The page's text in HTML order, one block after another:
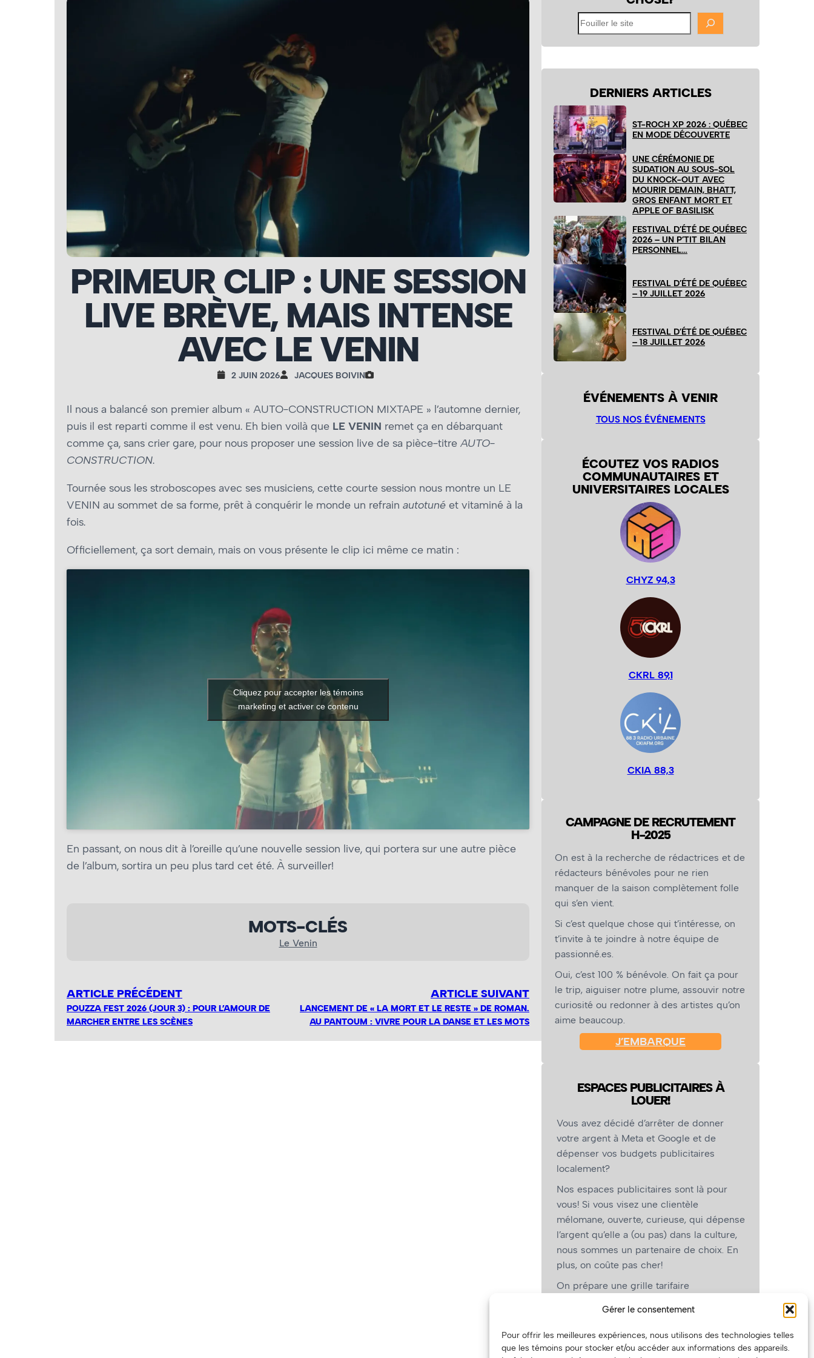
Gérer le consentement
Pour offrir les meilleures expériences, nous utilisons des technologies telles
que les témoins pour stocker et/ou accéder aux informations des appareils.
PRIMEUR CLIP : UNE SESSION
LIVE BRÈVE, MAIS INTENSE
AVEC LE VENIN
2 JUIN 2026 JACQUES BOIVIN
Il nous a balancé son premier album « AUTO-CONSTRUCTION MIXTAPE » l’automne dernier,
puis il est reparti comme il est venu. Eh bien voilà que LE VENIN remet ça en débarquant
comme ça, sans crier gare, pour nous proposer une session live de sa pièce-titre AUTO-
CONSTRUCTION.
Tournée sous les stroboscopes avec ses musiciens, cette courte session nous montre un LE
VENIN au sommet de sa forme, prêt à conquérir le monde un refrain autotuné et vitaminé à la
fois.
Officiellement, ça sort demain, mais on vous présente le clip ici même ce matin :
Cliquez pour accepter les témoins
marketing et activer ce contenu
En passant, on nous dit à l’oreille qu’une nouvelle session live, qui portera sur une autre pièce
de l’album, sortira un peu plus tard cet été. À surveiller!
MOTS-CLÉS
Le Venin
ARTICLE PRÉCÉDENT
POUZZA FEST 2026 (JOUR 3) : POUR L’AMOUR DE
MARCHER ENTRE LES SCÈNES
ARTICLE SUIVANT
LANCEMENT DE « LA MORT ET LE RESTE » DE ROMAN.
AU PANTOUM : VIVRE POUR LA DANSE ET LES MOTS
Fouiller
le
site
DERNIERS ARTICLES
ST-ROCH XP 2026 : QUÉBEC
EN MODE DÉCOUVERTE
UNE CÉRÉMONIE DE
SUDATION AU SOUS-SOL
DU KNOCK-OUT AVEC
MOURIR DEMAIN, BHATT,
GROS ENFANT MORT ET
APPLE OF BASILISK
FESTIVAL D’ÉTÉ DE QUÉBEC
2026 – UN P’TIT BILAN
PERSONNEL…
FESTIVAL D’ÉTÉ DE QUÉBEC
– 19 JUILLET 2026
FESTIVAL D’ÉTÉ DE QUÉBEC
– 18 JUILLET 2026
ÉVÉNEMENTS À VENIR
TOUS NOS ÉVÉNEMENTS
ÉCOUTEZ VOS RADIOS
COMMUNAUTAIRES ET
UNIVERSITAIRES LOCALES
CHYZ 94,3
CKRL 89,1
CKIA 88,3
CAMPAGNE DE RECRUTEMENT
H-2025
On est à la recherche de rédactrices et de
rédacteurs bénévoles pour ne rien
manquer de la saison complètement folle
qui s’en vient.
Si c’est quelque chose qui t’intéresse, on
t’invite à te joindre à notre équipe de
passionné.es.
Oui, c’est 100 % bénévole. On fait ça pour
le trip, aiguiser notre plume, assouvir notre
curiosité ou redonner à des artistes qu’on
aime beaucoup.
J’EMBARQUE
ESPACES PUBLICITAIRES À
LOUER!
Vous avez décidé d’arrêter de donner
votre argent à Meta et Google et de
dépenser vos budgets publicitaires
localement?
Nos espaces publicitaires sont là pour
vous! Si vous visez une clientèle
mélomane, ouverte, curieuse, qui dépense
l’argent qu’elle a (ou pas) dans la culture,
nous sommes un partenaire de choix. En
plus, on coûte pas cher!
On prépare une grille tarifaire
vous, les artistes!)